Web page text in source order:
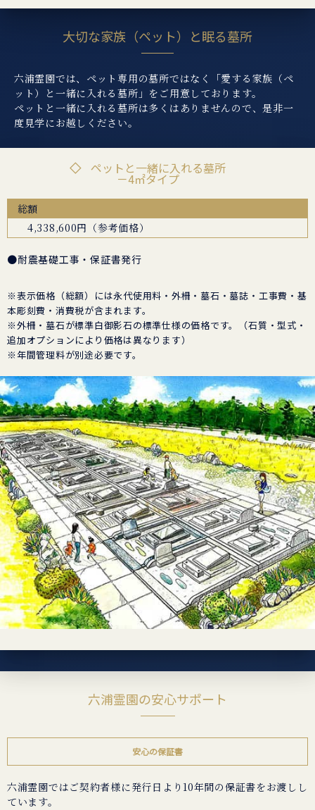
大切な家族（ペット）と眠る墓所
六浦霊園では、ペット専用の墓所ではなく「愛する家族（ペ
ット）と一緒に入れる墓所」をご用意しております。
ペットと一緒に入れる墓所は多くはありませんので、是非一
度見学にお越しください。
ペットと一緒に入れる墓所
－4㎡タイプ
総額
4,338,600円（参考価格）
●耐震基礎工事・保証書発行
※表示価格（総額）には永代使用料・外柵・墓石・墓誌・工事費・基
本彫刻費・消費税が含まれます。
※外柵・墓石が標準白御影石の標準仕様の価格です。（石質・型式・
追加オプションにより価格は異なります）
※年間管理料が別途必要です。
六浦霊園の安心サポート
安心の保証書
六浦霊園ではご契約者様に発行日より10年間の保証書をお渡しし
ています。